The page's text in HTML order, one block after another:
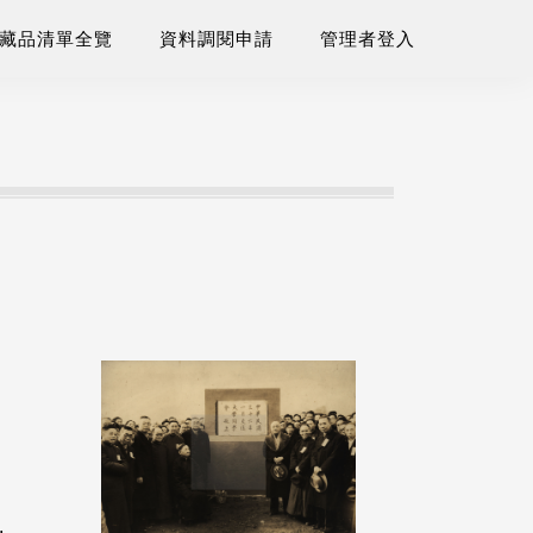
品清單全覽 資料調閱申請 管理者登入